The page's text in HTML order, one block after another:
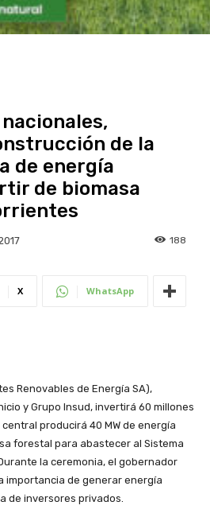
de la
de energía
de biomasa
188
X WhatsApp
Renovables de Energía SA),
y Grupo Insud, invertirá 60 millones
producirá 40 MW de energía
forestal para abastecer al Sistema
la ceremonia, el gobernador
importancia de generar energía
de inversores privados.